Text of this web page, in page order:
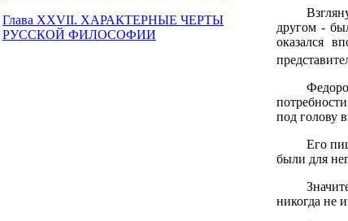
Глава XXVII. ХАРАКТЕРНЫЕ ЧЕРТЫ
РУССКОЙ ФИЛОСОФИИ
другом -
оказался
под голову
Его
были для
никогда не